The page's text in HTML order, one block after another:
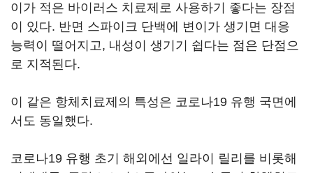
이가 적은 바이러스 치료제로 사용하기 좋다는 장점
이 있다. 반면 스파이크 단백에 변이가 생기면 대응
능력이 떨어지고, 내성이 생기기 쉽다는 점은 단점으
로 지적된다.
이 같은 항체치료제의 특성은 코로나19 유행 국면에
서도 동일했다.
코로나19 유행 초기 해외에선 일라이 릴리를 비롯해